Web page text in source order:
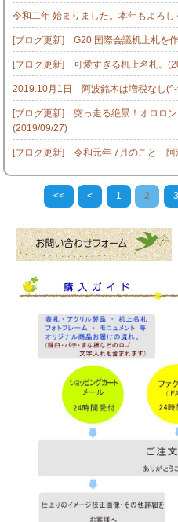
令和二年 始まりました。本年もよろ
[ブログ更新] G20 国際会議机上札を
[ブログ更新] 可愛すぎる机上名札。
2019.10月1日 阿波銘木は増税なし
[ブログ更新] 突っ走る絶景！オロロン
(2019/09/27)
[ブログ更新] 令和元年 7月のこと 阿
<< < 1 2 3